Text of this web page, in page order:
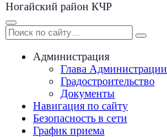
Ногайский район КЧР
Администрация
Глава Администрации
Градостроительство
Документы
Навигация по сайту
Безопасность в сети
График приема